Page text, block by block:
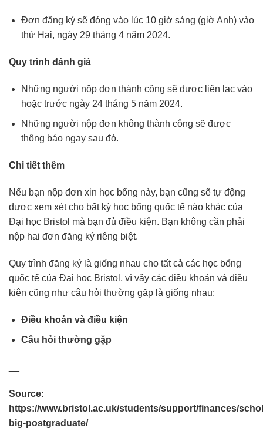
Đơn đăng ký sẽ đóng vào lúc 10 giờ sáng (giờ Anh) vào
thứ Hai, ngày 29 tháng 4 năm 2024.
Quy trình đánh giá
Những người nộp đơn thành công sẽ được liên lạc vào
hoặc trước ngày 24 tháng 5 năm 2024.
Những người nộp đơn không thành công sẽ được
thông báo ngay sau đó.
Chi tiết thêm
Nếu bạn nộp đơn xin học bổng này, bạn cũng sẽ tự động
được xem xét cho bất kỳ học bổng quốc tế nào khác của
Đại học Bristol mà bạn đủ điều kiện. Bạn không cần phải
nộp hai đơn đăng ký riêng biệt.
Quy trình đăng ký là giống nhau cho tất cả các học bổng
quốc tế của Đại học Bristol, vì vậy các điều khoản và điều
kiện cũng như câu hỏi thường gặp là giống nhau:
Điều khoản và điều kiện
Câu hỏi thường gặp
Source:
https://www.bristol.ac.uk/students/support/finances/
big-postgraduate/